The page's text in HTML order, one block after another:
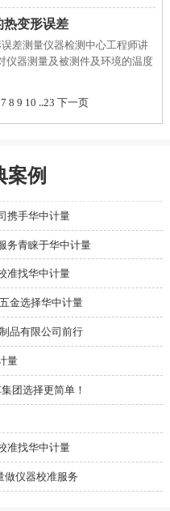
热变形误差
差测量仪器检测中心工程师讲
仪器测量及被测件及环境的温度
7 8 9 10 ..23 下一页
案例
携手华中计量
务青睐于华中计量
准找华中计量
金选择华中计量
品有限公司前行
量
团选择更简单！
准找华中计量
做仪器校准服务